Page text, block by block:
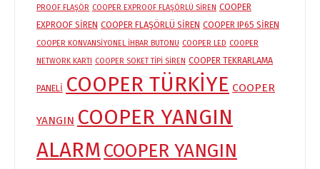
PROOF FLAŞÖR COOPER EXPROOF FLAŞÖRLÜ SİREN COOPER
EXPROOF SİREN COOPER FLAŞÖRLÜ SİREN COOPER IP65 SİREN
COOPER KONVANSİYONEL İHBAR BUTONU COOPER LED COOPER
NETWORK KARTI COOPER SOKET TİPİ SİREN COOPER TEKRARLAMA
PANELİ COOPER TÜRKİYE COOPER
YANGIN COOPER YANGIN
ALARMCOOPER YANGIN